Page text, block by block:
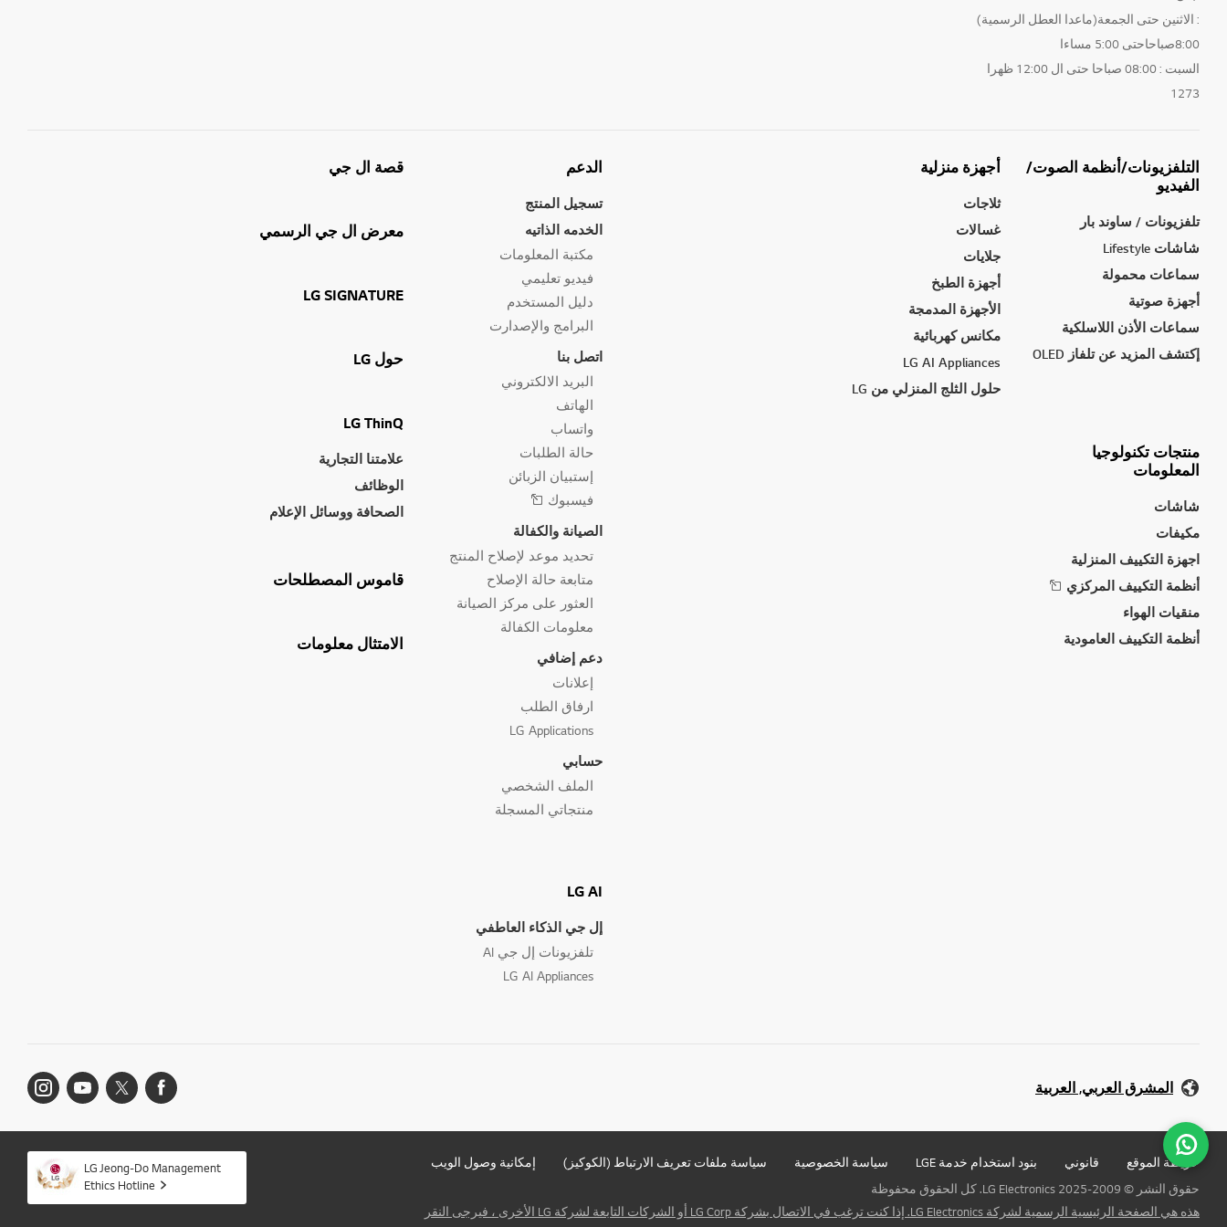
: الاثنين حتى الجمعة(ماعدا العطل الرسمية)
8:00صباحاحتى 5:00 مساءا
السبت : 08:00 صباحا حتى ال 12:00 ظهرا
1273
التلفزيونات/أنظمة الصوت/
الفيديو
تلفزيونات / ساوند بار
شاشات Lifestyle
سماعات محمولة
أجهزة صوتية
سماعات الأذن اللاسلكية
إكتشف المزيد عن تلفاز OLED
أجهزة منزلية
ثلاجات
غسالات
جلايات
أجهزة الطبخ
الأجهزة المدمجة
مكانس كهربائية
LG AI Appliances
حلول الثلج المنزلي من LG
منتجات تكنولوجيا
المعلومات
شاشات
مكيفات
اجهزة التكييف المنزلية
أنظمة التكييف المركزي
منقيات الهواء
أنظمة التكييف العامودية
الدعم
تسجيل المنتج
الخدمه الذاتيه
مكتبة المعلومات
فيديو تعليمي
دليل المستخدم
البرامج والإصدارت
اتصل بنا
البريد الالكتروني
الهاتف
واتساب
حالة الطلبات
إستبيان الزبائن
فيسبوك
الصيانة والكفالة
تحديد موعد لإصلاح المنتج
متابعة حالة الإصلاح
العثور على مركز الصيانة
معلومات الكفالة
دعم إضافي
إعلانات
ارفاق الطلب
LG Applications
حسابي
الملف الشخصي
منتجاتي المسجلة
LG AI
إل جي الذكاء العاطفي
تلفزيونات إل جي AI
LG AI Appliances
قصة ال جي
معرض ال جي الرسمي
LG SIGNATURE
حول LG
LG ThinQ
علامتنا التجارية
الوظائف
الصحافة ووسائل الإعلام
قاموس المصطلحات
الامتثال معلومات
المشرق العربي, العربية
خريطة الموقع قانوني بنود استخدام خدمة LGE سياسة الخصوصية سياسة ملفات تعريف الارتباط (الكوكيز)
إمكانية وصول الويب
حقوق النشر © 2009-2025 LG Electronics. كل الحقوق محفوظة
هذه هي الصفحة الرئيسية الرسمية لشركة LG Electronics. إذا كنت ترغب في الاتصال بشركة LG Corp أو الشركات التابعة لشركة LG الأخرى ، فيرجى النقر
LG Jeong-Do Management
Ethics Hotline